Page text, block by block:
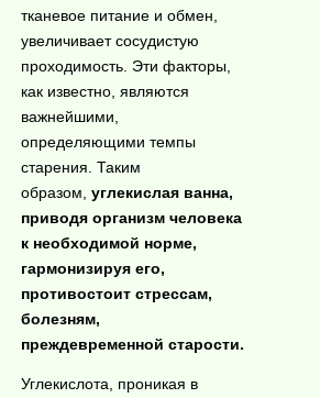
тканевое питание и обмен,
увеличивает сосудистую
проходимость. Эти факторы,
как известно, являются
важнейшими,
определяющими темпы
старения. Таким
образом,углекислая ванна,
приводя организм человека
к необходимой норме,
гармонизируя его,
противостоит стрессам,
болезням,
преждевременной старости.
Углекислота, проникая в